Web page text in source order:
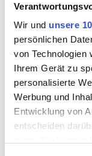
Wir und unsere
persönlichen
von Technologien
Ihrem Gerät zu
personalisierte
Werbung und
Entwicklung von
entscheiden
40/24
8621505